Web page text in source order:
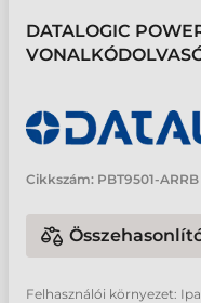
DATALOGIC
Cikkszám: PBT9501-ARRB
Felhasználói környezet: